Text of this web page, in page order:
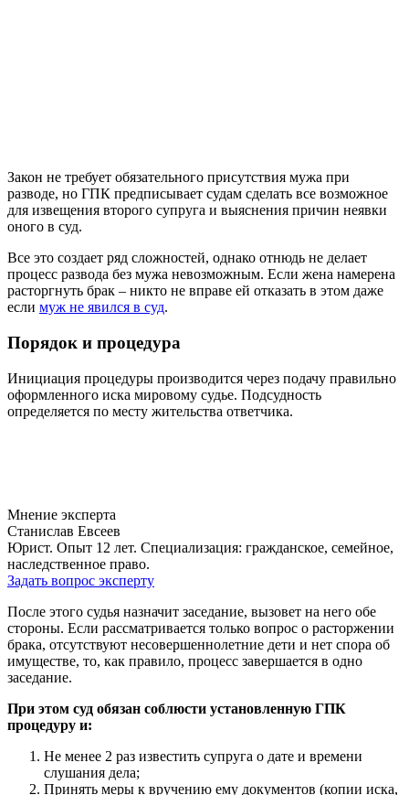
Закон не требует обязательного присутствия мужа при
разводе, но ГПК предписывает судам сделать все возможное
для извещения второго супруга и выяснения причин неявки
оного в суд.
Все это создает ряд сложностей, однако отнюдь не делает
процесс развода без мужа невозможным. Если жена намерена
расторгнуть брак – никто не вправе ей отказать в этом даже
если муж не явился в суд.
Порядок и процедура
Инициация процедуры производится через подачу правильно
оформленного иска мировому судье. Подсудность
определяется по месту жительства ответчика.
Мнение эксперта
Станислав Евсеев
Юрист. Опыт 12 лет. Специализация: гражданское, семейное,
наследственное право.
Задать вопрос эксперту
После этого судья назначит заседание, вызовет на него обе
стороны. Если рассматривается только вопрос о расторжении
брака, отсутствуют несовершеннолетние дети и нет спора об
имуществе, то, как правило, процесс завершается в одно
заседание.
При этом суд обязан соблюсти установленную ГПК
процедуру и:
Не менее 2 раз известить супруга о дате и времени
слушания дела;
Принять меры к вручению ему документов (копии иска,